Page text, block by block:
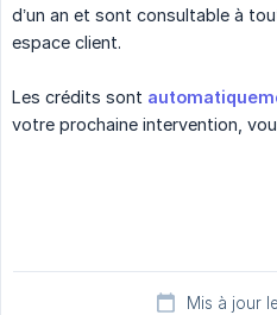
d’un an et sont consultable à
espace client.
Les crédits sont
votre prochaine intervention,
Mis à jour